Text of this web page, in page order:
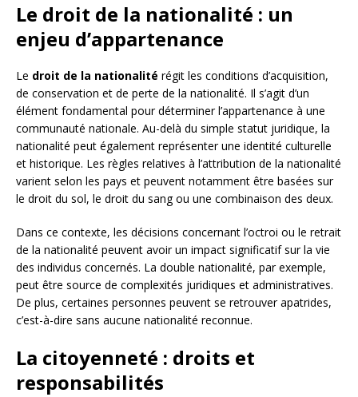
Le droit de la nationalité : un
enjeu d’appartenance
Le droit de la nationalité régit les conditions d’acquisition,
de conservation et de perte de la nationalité. Il s’agit d’un
élément fondamental pour déterminer l’appartenance à une
communauté nationale. Au-delà du simple statut juridique, la
nationalité peut également représenter une identité culturelle
et historique. Les règles relatives à l’attribution de la nationalité
varient selon les pays et peuvent notamment être basées sur
le droit du sol, le droit du sang ou une combinaison des deux.
Dans ce contexte, les décisions concernant l’octroi ou le retrait
de la nationalité peuvent avoir un impact significatif sur la vie
des individus concernés. La double nationalité, par exemple,
peut être source de complexités juridiques et administratives.
De plus, certaines personnes peuvent se retrouver apatrides,
c’est-à-dire sans aucune nationalité reconnue.
La citoyenneté : droits et
responsabilités